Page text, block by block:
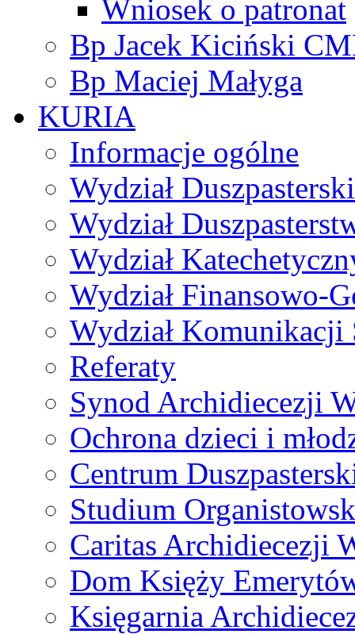
Wniosek o patronat
Bp Jacek Kiciński
Bp Maciej Małyga
KURIA
Informacje ogólne
Wydział Duszpasterski
Wydział
Wydział
Wydział Finansowo-
Wydział Komunikacji
Referaty
Synod Archidiecezji
Ochrona dzieci i
Centrum
Studium
Caritas Archidiecezji
Dom Księży
Księgarnia